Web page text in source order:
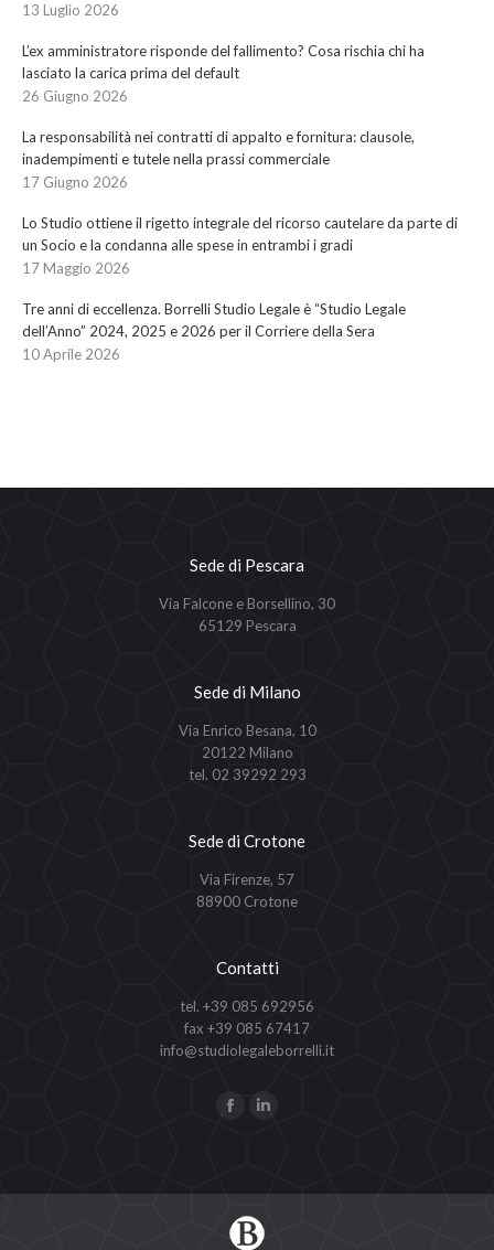
13 Luglio 2026
L’ex amministratore risponde del fallimento? Cosa rischia chi ha
lasciato la carica prima del default
26 Giugno 2026
La responsabilità nei contratti di appalto e fornitura: clausole,
inadempimenti e tutele nella prassi commerciale
17 Giugno 2026
Lo Studio ottiene il rigetto integrale del ricorso cautelare da parte di
un Socio e la condanna alle spese in entrambi i gradi
17 Maggio 2026
Tre anni di eccellenza. Borrelli Studio Legale è “Studio Legale
dell’Anno” 2024, 2025 e 2026 per il Corriere della Sera
10 Aprile 2026
Sede di Pescara
Via Falcone e Borsellino, 30
65129 Pescara
Sede di Milano
Via Enrico Besana, 10
20122 Milano
tel. 02 39292 293
Sede di Crotone
Via Firenze, 57
88900 Crotone
Contatti
tel. +39 085 692956
fax +39 085 67417
info@studiolegaleborrelli.it
Facebook
new
Linkedin
new